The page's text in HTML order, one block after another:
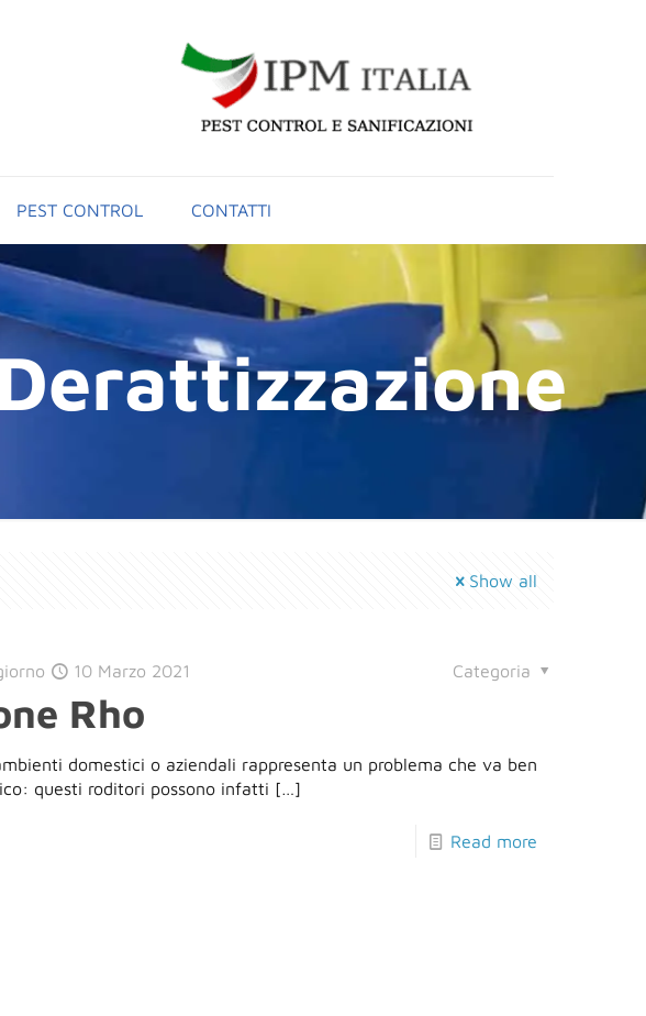
PEST CONTROL CONTATTI
Derattizzazione
Show all
10 Marzo 2021 Categoria
Rho
domestici o aziendali rappresenta un problema che va ben
questi roditori possono infatti […]
Read more